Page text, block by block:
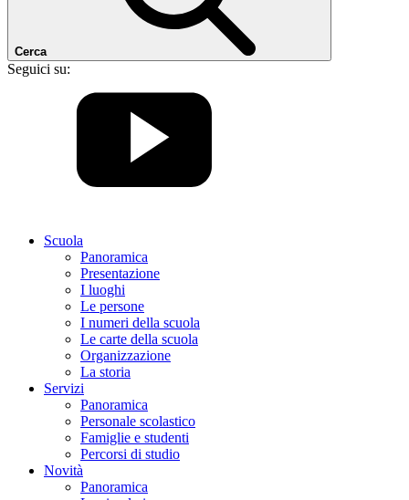
Cerca
Seguici su:
Scuola
Panoramica
Presentazione
I luoghi
Le persone
I numeri della scuola
Le carte della scuola
Organizzazione
La storia
Servizi
Panoramica
Personale scolastico
Famiglie e studenti
Percorsi di studio
Novità
Panoramica